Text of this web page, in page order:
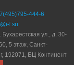
444-6
f.su
Бухарестская ул., д. 30-
5 этаж, Санкт-
192071, БЦ Континент